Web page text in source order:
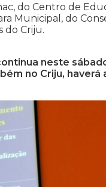
do Centro de
Municipal, do
do Criju.
neste
no Criju,